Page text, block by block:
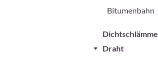
Bitumenbahn
Dichtschlämme
Draht